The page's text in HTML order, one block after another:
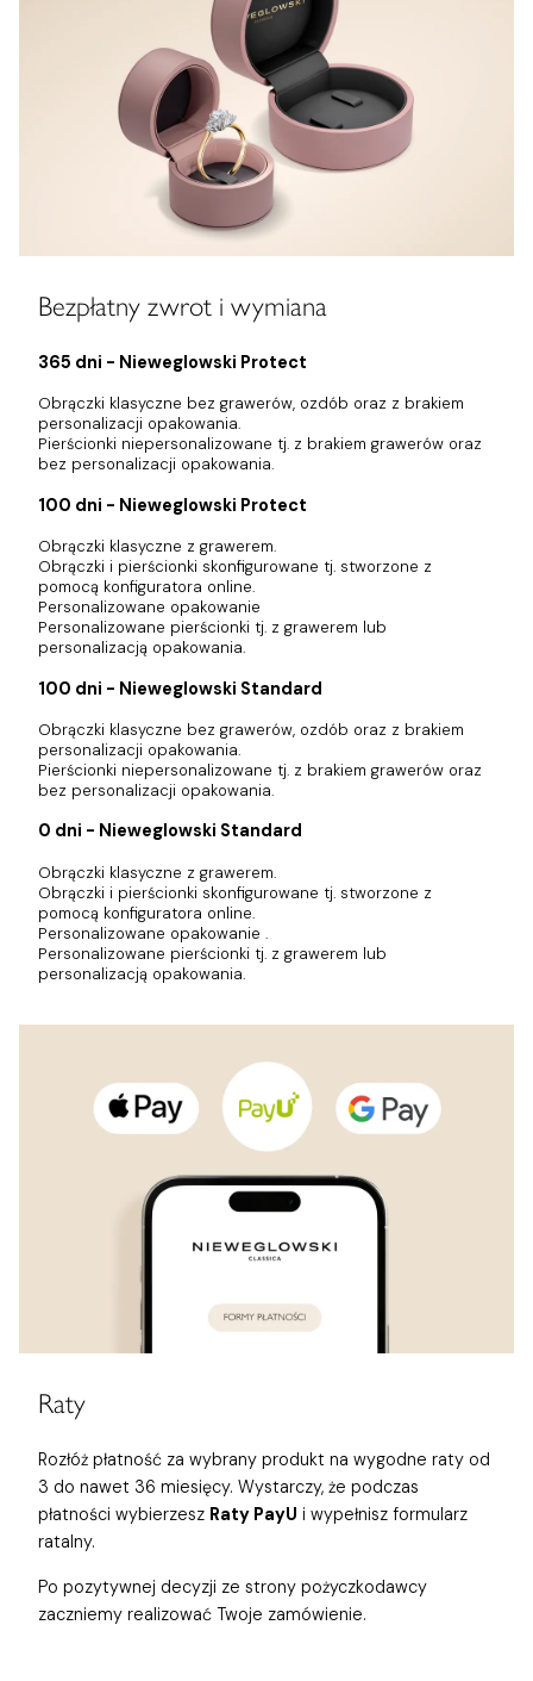
Bezpłatny zwrot i wymiana
365 dni - Nieweglowski Protect
Obrączki klasyczne bez grawerów, ozdób oraz z brakiem
personalizacji opakowania.
Pierścionki niepersonalizowane tj. z brakiem grawerów oraz
bez personalizacji opakowania.
100 dni - Nieweglowski Protect
Obrączki klasyczne z grawerem.
Obrączki i pierścionki skonfigurowane tj. stworzone z
pomocą konfiguratora online.
Personalizowane opakowanie
Personalizowane pierścionki tj. z grawerem lub
personalizacją opakowania.
100 dni - Nieweglowski Standard
Obrączki klasyczne bez grawerów, ozdób oraz z brakiem
personalizacji opakowania.
Pierścionki niepersonalizowane tj. z brakiem grawerów oraz
bez personalizacji opakowania.
0 dni - Nieweglowski Standard
Obrączki klasyczne z grawerem.
Obrączki i pierścionki skonfigurowane tj. stworzone z
pomocą konfiguratora online.
Personalizowane opakowanie .
Personalizowane pierścionki tj. z grawerem lub
personalizacją opakowania.
Raty
Rozłóż płatność za wybrany produkt na wygodne raty od
3 do nawet 36 miesięcy. Wystarczy, że podczas
płatności wybierzesz Raty PayU i wypełnisz formularz
ratalny.
Po pozytywnej decyzji ze strony pożyczkodawcy
zaczniemy realizować Twoje zamówienie.